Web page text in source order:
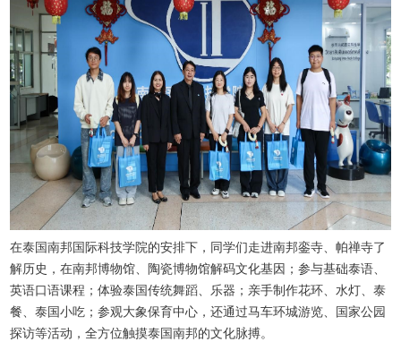
在泰国南邦国际科技学院的安排下，同学们走进南邦銮寺、帕禅寺了
解历史，在南邦博物馆、陶瓷博物馆解码文化基因；参与基础泰语、
英语口语课程；体验泰国传统舞蹈、乐器；亲手制作花环、水灯、泰
餐、泰国小吃；参观大象保育中心，还通过马车环城游览、国家公园
探访等活动，全方位触摸泰国南邦的文化脉搏。